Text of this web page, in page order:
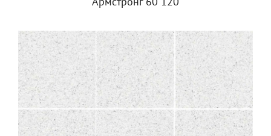
Армстронг 60 120